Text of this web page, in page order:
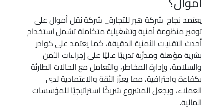
يعتمد نجاح شركة هبر للتجارة_ شركة نقل أموال على
توفير منظومة أمنية وتشغيلية متكاملة تشمل استخدام
أحدث التقنيات الأمنية الدقيقة، كما يعتمد على كوادر
بشرية مؤهلة ومدرَّبة تدريبًا عاليًا على إجراءات الأمن
والسلامة، وإدارة المخاطر، والتعامل مع الحالات الطارئة
بكفاءة واحترافية، مما يعزّز الثقة والاعتمادية لدى
العملاء، ويجعل المشروع شريكًا استراتيجيًا للمؤسسات
المالية.